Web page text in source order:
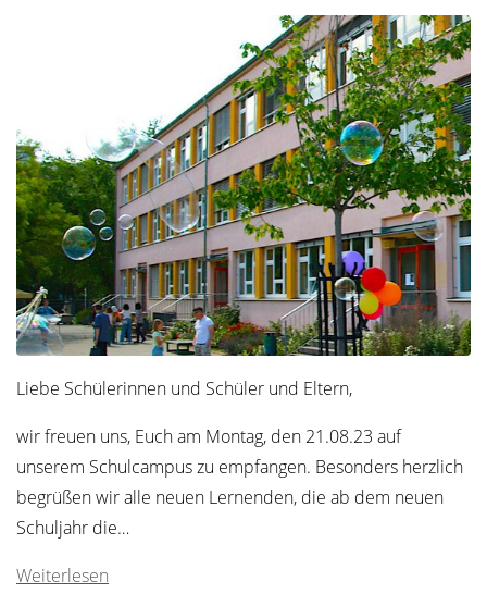
Liebe Schülerinnen und Schüler und Eltern,
wir freuen uns, Euch am Montag, den 21.08.23 auf
unserem Schulcampus zu empfangen. Besonders herzlich
begrüßen wir alle neuen Lernenden, die ab dem neuen
Schuljahr die…
Weiterlesen